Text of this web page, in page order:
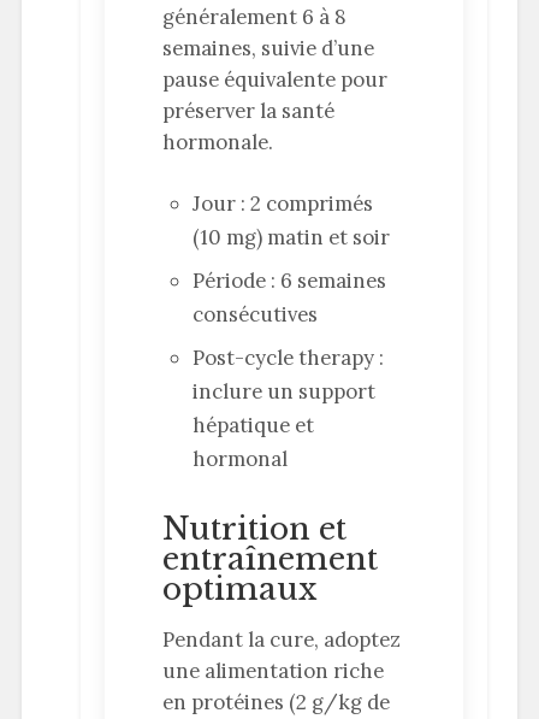
généralement 6 à 8
semaines, suivie d’une
pause équivalente pour
préserver la santé
hormonale.
Jour : 2 comprimés
(10 mg) matin et soir
Période : 6 semaines
consécutives
Post-cycle therapy :
inclure un support
hépatique et
hormonal
Nutrition et
entraînement
optimaux
Pendant la cure, adoptez
une alimentation riche
en protéines (2 g/kg de